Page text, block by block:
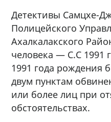
Детективы Самцхе-
Полицейского
Ахалкалакского
человека — С.С 1991
1991 года рождения
двум пунктам
или более лиц при
обстоятельствах.